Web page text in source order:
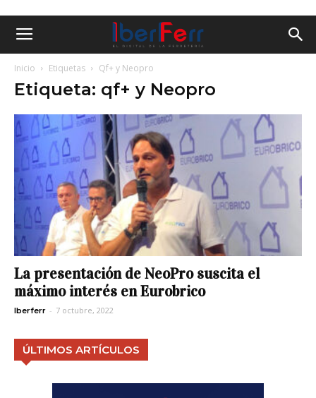
Inicio Etiquetas Qf+ y Neopro
Etiqueta: qf+ y Neopro
La presentación de NeoPro suscita el
máximo interés en Eurobrico
Iberferr - 7 octubre, 2022
ÚLTIMOS ARTÍCULOS